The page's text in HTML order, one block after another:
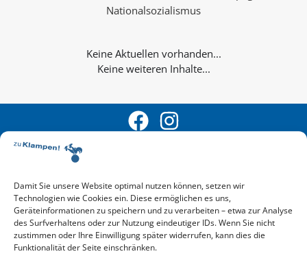
Damit Sie unsere Website optimal nutzen können, setzen wir
Technologien wie Cookies ein. Diese ermöglichen es uns,
Geräteinformationen zu speichern und zu verarbeiten – etwa zur Analyse
des Surfverhaltens oder zur Nutzung eindeutiger IDs. Wenn Sie nicht
zustimmen oder Ihre Einwilligung später widerrufen, kann dies die
Funktionalität der Seite einschränken.
Nationalsozialismus
Keine weiteren Inhalte...
Aktuelle Vorschau
Entdecken Sie das aktuelle zu-Klampen!-Verlagsprogramm.
Hier finden Sie die Verlagsvorschau – einfach direkt online
reinlesen oder herunterladen.